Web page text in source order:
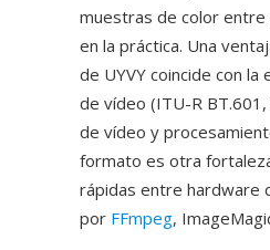
muestras de color entre
en la práctica. Una
de UYVY coincide con
de vídeo (ITU-R
de vídeo y
formato es otra
rápidas entre hardware
por FFmpeg,